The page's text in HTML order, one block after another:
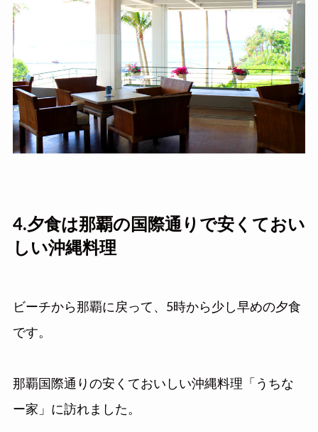
4.夕食は那覇の国際通りで安くておい
しい沖縄料理
ビーチから那覇に戻って、5時から少し早めの夕食
です。
那覇国際通りの安くておいしい沖縄料理「うちな
ー家」に訪れました。